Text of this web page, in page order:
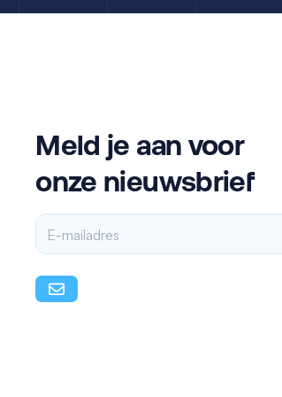
Meld je aan voor
onze nieuwsbrief